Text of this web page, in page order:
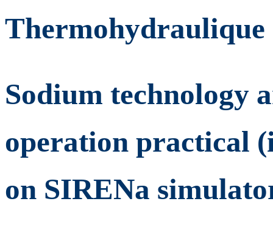
Thermohydraulique
Sodium technology
operation practical
on SIRENa